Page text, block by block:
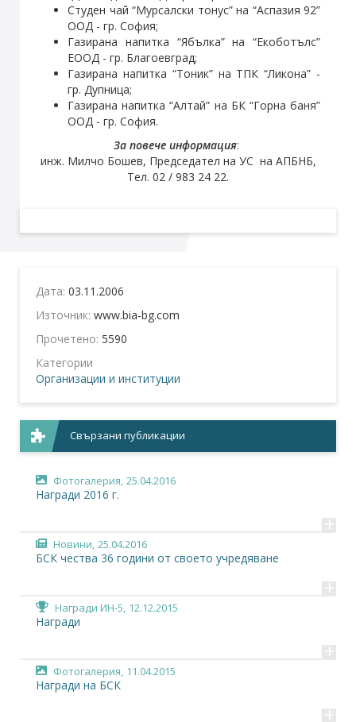
Студен чай “Мурсалски тонус” на “Аспазия 92”
ООД - гр. София;
Газирана напитка “Ябълка” на “Екоботълс”
ЕООД - гр. Благоевград;
Газирана напитка “Тоник” на ТПК “Ликона” -
гр. Дупница;
Газирана напитка “Алтай” на БК “Горна баня”
ООД - гр. София.
За повече информация:
инж. Милчо Бошев, Председател на УС на АПБНБ,
Тел. 02 / 983 24 22.
Дата: 03.11.2006
Източник: www.bia-bg.com
Прочетено: 5590
Категории
Организации и институции
Свързани публикации
Фотогалерия, 25.04.2016
Награди 2016 г.
+
Новини, 25.04.2016
БСК чества 36 години от своето учредяване
+
Награди ИН-5, 12.12.2015
Награди
+
Фотогалерия, 11.04.2015
Награди на БСК
+